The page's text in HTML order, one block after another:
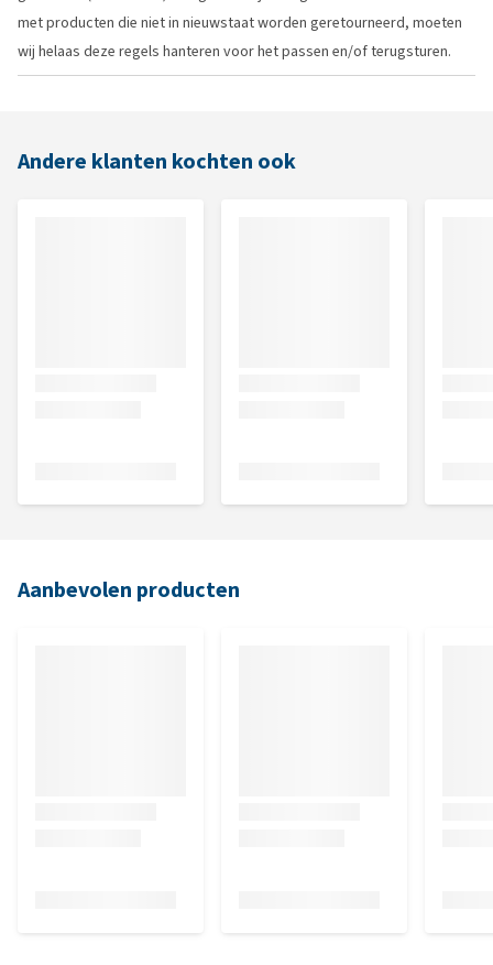
met producten die niet in nieuwstaat worden geretourneerd, moeten
wij helaas deze regels hanteren voor het passen en/of terugsturen.
Andere klanten kochten ook
Aanbevolen producten